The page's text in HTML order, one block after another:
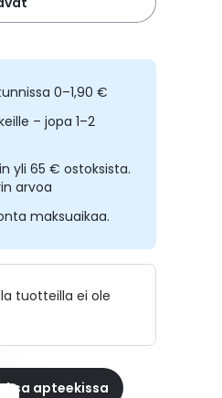
0–1,90 €
– jopa 1–2
yli 65 € ostoksista.
arvoa
maksuaikaa.
tuotteilla ei ole
apteekissa